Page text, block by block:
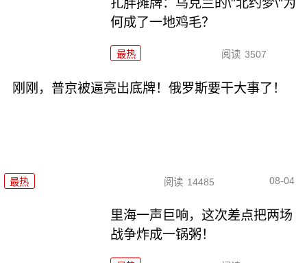
扎胖摊牌：乌克兰的\"北约梦\"为
何成了一地鸡毛？
最热 阅读 3507
刚刚，普京被逼亮出底牌！俄罗斯要干大事了！
最热 阅读 14485 08-04
里海一声巨响，这次差点把两场
战争炸成一锅粥！